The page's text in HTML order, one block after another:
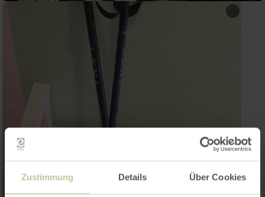
Zustimmung Details Über Cookies